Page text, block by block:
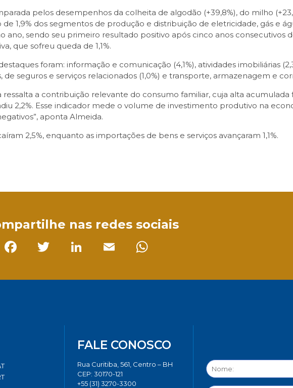
pelos desempenhos da colheita de algodão (+39,8%), do milho
de 1,9% dos segmentos de produção e distribuição de eletricidade, gás e
ano, sendo seu primeiro resultado positivo após cinco anos consecutivos
que sofreu queda de 1,1%.
foram: informação e comunicação (4,1%), atividades imobiliárias
de seguros e serviços relacionados (1,0%) e transporte, armazenagem e
a contribuição relevante do consumo familiar, cuja alta acumulada
2,2%. Esse indicador mede o volume de investimento produtivo na
aponta Almeida.
2,5%, enquanto as importações de bens e serviços avançaram 1,1%.
nas redes sociais
FALE CONOSCO
Rua Curitiba, 561, Centro – BH
CEP: 30170-121
+55 (31) 3270-3300